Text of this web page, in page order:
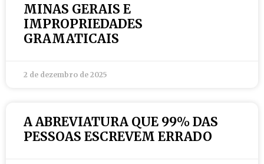
MINAS GERAIS E
IMPROPRIEDADES
GRAMATICAIS
2 de dezembro de 2025
A ABREVIATURA QUE 99% DAS
PESSOAS ESCREVEM ERRADO